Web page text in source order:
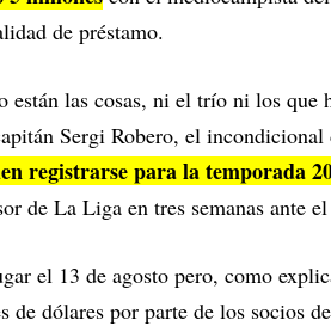
de préstamo.
están las cosas, ni el trío ni los que
Sergi Robero, el
registrarse para la temporada
de La Liga en tres semanas ante
el 13 de agosto pero, como
de dólares por parte de los socios